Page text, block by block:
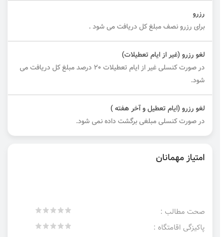
رزرو
برای رزرو نصف مبلغ کل دریافت می شود .
لغو رزرو (غیر از ایام تعطیلات)
در صورت کنسلی غیر از ایام تعطیلات ۲۰ درصد مبلغ کل دریافت می
شود.
لغو رزرو (ایام تعطیل و آخر هفته )
در صورت کنسلی مبلغی برگشت داده نمی شود.
امتیاز مهمانان
صحت مطالب :
پاکیزگی اقامتگاه :